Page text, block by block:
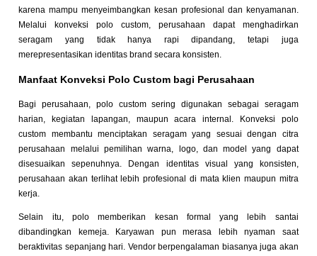
karena mampu menyeimbangkan kesan profesional dan kenyamanan.
Melalui konveksi polo custom, perusahaan dapat menghadirkan
seragam yang tidak hanya rapi dipandang, tetapi juga
merepresentasikan identitas brand secara konsisten.
Manfaat Konveksi Polo Custom bagi Perusahaan
Bagi perusahaan, polo custom sering digunakan sebagai seragam
harian, kegiatan lapangan, maupun acara internal. Konveksi polo
custom membantu menciptakan seragam yang sesuai dengan citra
perusahaan melalui pemilihan warna, logo, dan model yang dapat
disesuaikan sepenuhnya. Dengan identitas visual yang konsisten,
perusahaan akan terlihat lebih profesional di mata klien maupun mitra
kerja.
Selain itu, polo memberikan kesan formal yang lebih santai
dibandingkan kemeja. Karyawan pun merasa lebih nyaman saat
beraktivitas sepanjang hari. Vendor berpengalaman biasanya juga akan